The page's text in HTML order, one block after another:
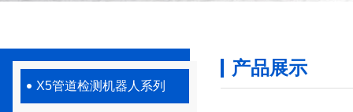
X5管道检测机器人系列
产品展示